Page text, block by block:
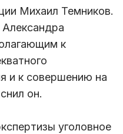
Михаил Темников.
к
и к совершению на
он.
уголовное